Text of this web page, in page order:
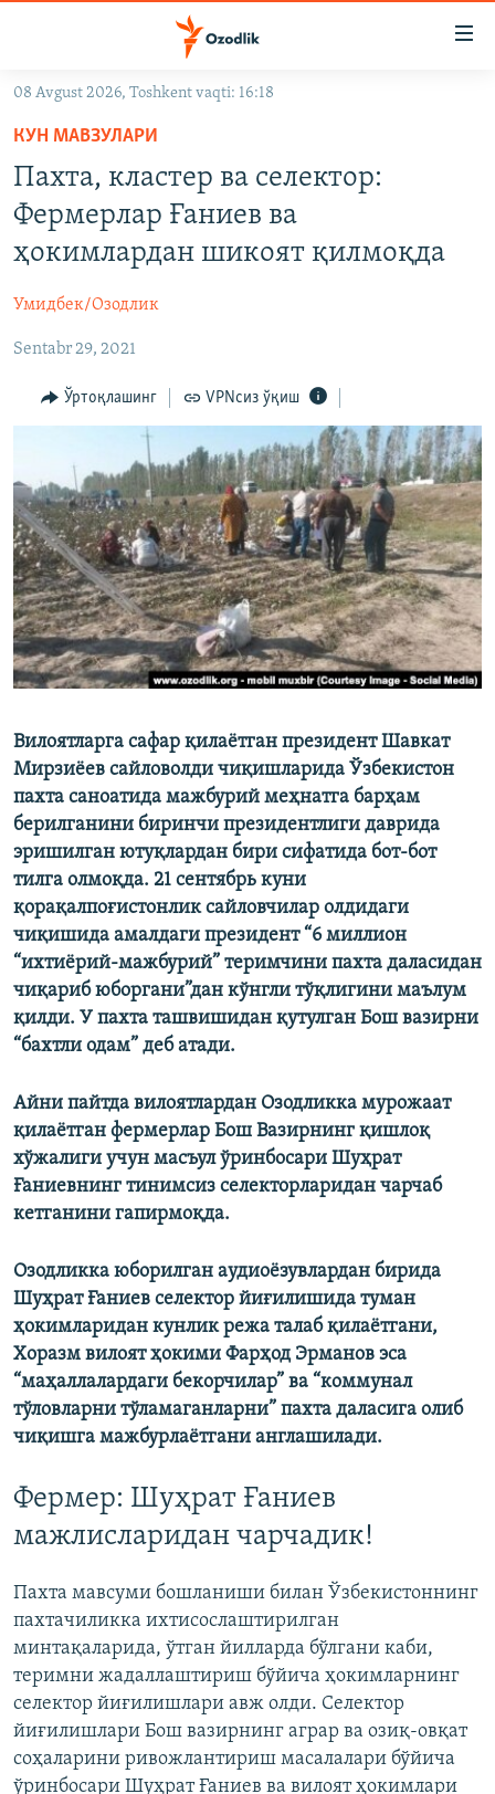
Асосий
навигацияга
ўтинг
Қидиришга
ўтинг
OZODARXIV
На русском
ИЖТИМОИЙ ТАРМОҚЛАР
Озодлик бошқа тилларда
08 Avgust 2026, Toshkent vaqti: 16:18
КУН МАВЗУЛАРИ
Пахта, кластер ва селектор:
Фермерлар Ғаниев ва
ҳокимлардан шикоят қилмоқда
Умидбек/Озодлик
Sentabr 29, 2021
Ўртоқлашинг VPNсиз ўқиш
Вилоятларга сафар қилаётган президент Шавкат
Мирзиёев сайловолди чиқишларида Ўзбекистон
пахта саноатида мажбурий меҳнатга барҳам
берилганини биринчи президентлиги даврида
эришилган ютуқлардан бири сифатида бот-бот
тилга олмоқда. 21 сентябрь куни
қорақалпоғистонлик сайловчилар олдидаги
чиқишида амалдаги президент “6 миллион
“ихтиёрий-мажбурий” теримчини пахта даласидан
чиқариб юборгани”дан кўнгли тўқлигини маълум
қилди. У пахта ташвишидан қутулган Бош вазирни
“бахтли одам” деб атади.
Айни пайтда вилоятлардан Озодликка мурожаат
қилаётган фермерлар Бош Вазирнинг қишлоқ
хўжалиги учун масъул ўринбосари Шуҳрат
Ғаниевнинг тинимсиз селекторларидан чарчаб
кетганини гапирмоқда.
Озодликка юборилган аудиоёзувлардан бирида
Шуҳрат Ғаниев селектор йиғилишида туман
ҳокимларидан кунлик режа талаб қилаётгани,
Хоразм вилоят ҳокими Фарҳод Эрманов эса
“маҳаллалардаги бекорчилар” ва “коммунал
тўловларни тўламаганларни” пахта даласига олиб
чиқишга мажбурлаётгани англашилади.
Фермер: Шуҳрат Ғаниев
мажлисларидан чарчадик!
Пахта мавсуми бошланиши билан Ўзбекистоннинг
пахтачиликка ихтисослаштирилган
минтақаларида, ўтган йилларда бўлгани каби,
теримни жадаллаштириш бўйича ҳокимларнинг
селектор йиғилишлари авж олди. Селектор
йиғилишлари Бош вазирнинг аграр ва озиқ-овқат
соҳаларини ривожлантириш масалалари бўйича
ўринбосари Шуҳрат Ғаниев ва вилоят ҳокимлари